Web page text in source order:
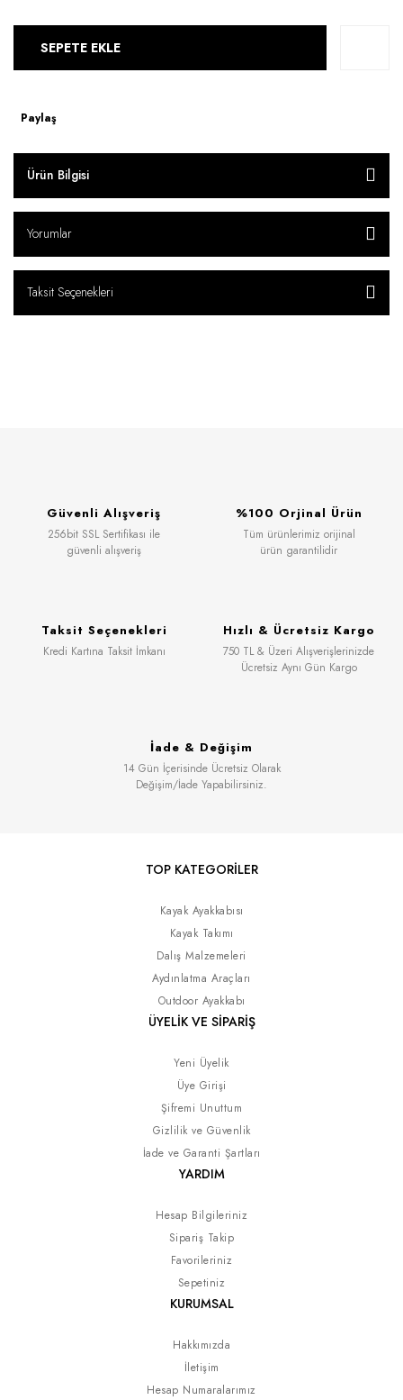
SEPETE EKLE
Paylaş
Ürün Bilgisi
Yorumlar
Taksit Seçenekleri
Güvenli Alışveriş
256bit SSL Sertifikası ile
güvenli alışveriş
%100 Orjinal Ürün
Tüm ürünlerimiz orijinal
ürün garantilidir
Taksit Seçenekleri
Kredi Kartına Taksit İmkanı
Hızlı & Ücretsiz Kargo
750 TL & Üzeri Alışverişlerinizde
Ücretsiz Aynı Gün Kargo
İade & Değişim
14 Gün İçerisinde Ücretsiz Olarak
Değişim/İade Yapabilirsiniz.
TOP KATEGORİLER
Kayak Ayakkabısı
Kayak Takımı
Dalış Malzemeleri
Aydınlatma Araçları
Outdoor Ayakkabı
ÜYELİK VE SİPARİŞ
Yeni Üyelik
Üye Girişi
Şifremi Unuttum
Gizlilik ve Güvenlik
İade ve Garanti Şartları
YARDIM
Hesap Bilgileriniz
Sipariş Takip
Favorileriniz
Sepetiniz
KURUMSAL
Hakkımızda
İletişim
Hesap Numaralarımız